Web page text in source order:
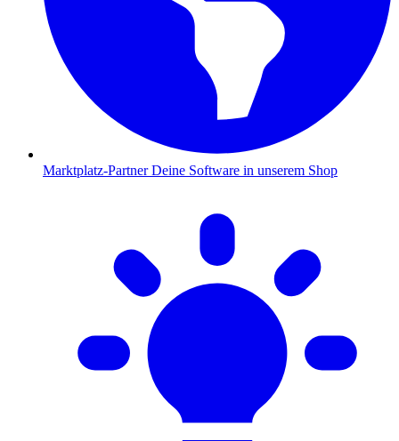
Marktplatz-Partner Deine Software in unserem Shop